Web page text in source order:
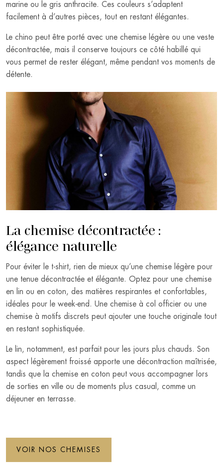
marine ou le gris anthracite. Ces couleurs s’adaptent
facilement à d’autres pièces, tout en restant élégantes.
Le chino peut être porté avec une chemise légère ou une veste
décontractée, mais il conserve toujours ce côté habillé qui
vous permet de rester élégant, même pendant vos moments de
détente.
La chemise décontractée :
élégance naturelle
Pour éviter le t-shirt, rien de mieux qu’une chemise légère pour
une tenue décontractée et élégante. Optez pour une chemise
en lin ou en coton, des matières respirantes et confortables,
idéales pour le week-end. Une chemise à col officier ou une
chemise à motifs discrets peut ajouter une touche originale tout
en restant sophistiquée.
Le lin, notamment, est parfait pour les jours plus chauds. Son
aspect légèrement froissé apporte une décontraction maîtrisée,
tandis que la chemise en coton peut vous accompagner lors
de sorties en ville ou de moments plus casual, comme un
déjeuner en terrasse.
VOIR NOS CHEMISES